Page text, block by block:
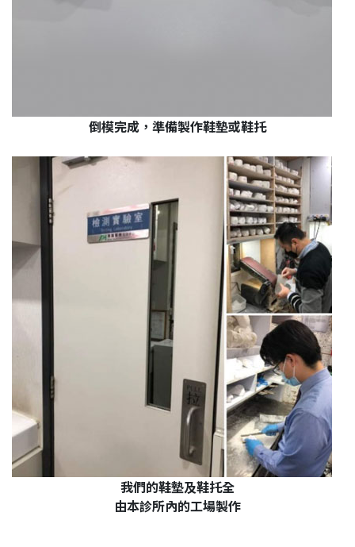
倒模完成，準備製作鞋墊或鞋托
我們的鞋墊及鞋托全
由本診所內的工場製作